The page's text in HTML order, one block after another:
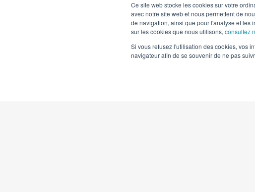
Ce site web stocke les cookies sur votre
avec notre site web et nous permettent de
de navigation, ainsi que pour l'analyse et les
sur les cookies que nous utilisons, consultez
Si vous refusez l'utilisation des cookies, vos
navigateur afin de se souvenir de ne pas